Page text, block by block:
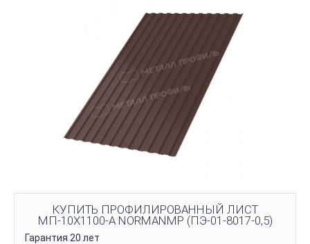
КУПИТЬ ПРОФИЛИРОВАННЫЙ ЛИСТ
МП-10Х1100-A NORMANMP (ПЭ-01-8017-0,5)
Гарантия 20 лет